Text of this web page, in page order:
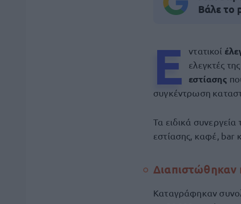
Βάλε το
Ε ντατικοί
ελεγκτές της
εστίασης
συγκέντρωση
Τα ειδικά
εστίασης, καφέ, bar
Διαπιστώθηκαν
Καταγράφηκαν